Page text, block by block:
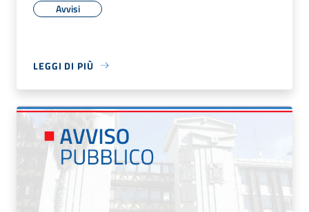
Avvisi
LEGGI DI PIÙ